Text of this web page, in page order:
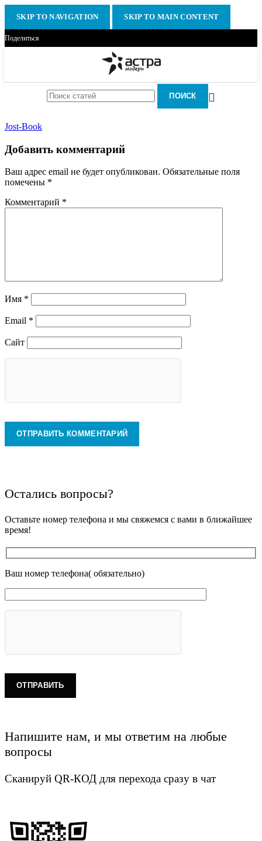
SKIP TO NAVIGATION SKIP TO MAIN CONTENT
Поделиться
ПОИСК
Jost-Book
Добавить комментарий
Ваш адрес email не будет опубликован. Обязательные поля
помечены *
Комментарий *
Имя *
Email *
Сайт
Остались вопросы?
Оставьте номер телефона и мы свяжемся с вами в ближайшее
время!
Ваш номер телефона( обязательно)
Напишите нам, и мы ответим на любые
вопросы
Сканируй QR-КОД для перехода сразу в чат